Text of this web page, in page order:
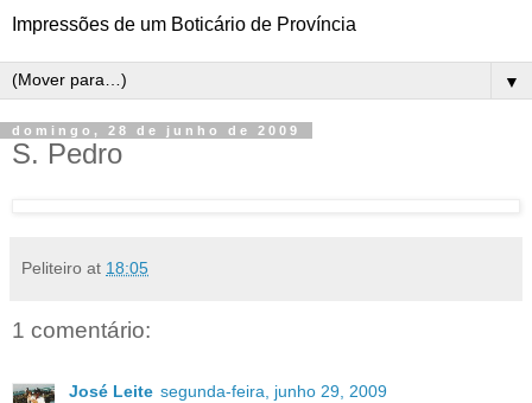
Impressões de um Boticário de Província
▼
domingo, 28 de junho de 2009
S. Pedro
Peliteiro at 18:05
1 comentário:
José Leite segunda-feira, junho 29, 2009